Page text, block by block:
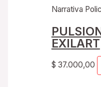
Narrativa
EXILART
$ 37.000,00